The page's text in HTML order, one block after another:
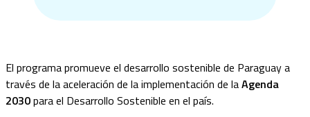
El programa promueve el desarrollo sostenible de Paraguay a
través de la aceleración de la implementación de laAgenda
2030para el Desarrollo Sostenible en el país.